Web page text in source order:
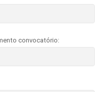
convocatório: